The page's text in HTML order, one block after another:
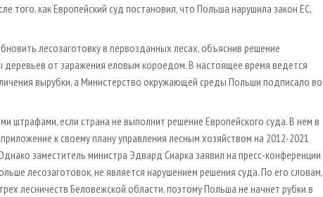
того, как Европейский суд постановил, что Польша нарушила закон ЕС,
лесозаготовку в первозданных лесах, объяснив решение
от заражения еловым короедом. В настоящее время ведется
вырубки, а Министерство окружающей среды Польши подписало во
штрафами, если страна не выполнит решение Европейского суда. В нем в
к своему плану управления лесным хозяйством на 2012-2021
заместитель министра Эдвард Сиарка заявил на пресс-конференции
лесозаготовок, не является нарушением решения суда. По его словам,
лесничеств Беловежской области, поэтому Польша не начнет рубки в